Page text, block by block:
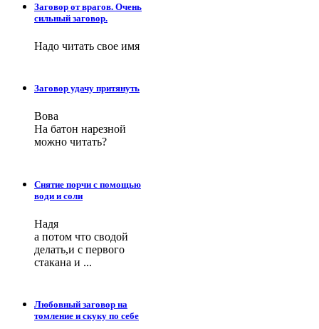
Заговор от врагов. Очень
сильный заговор.
Надо читать свое имя
Заговор удачу притянуть
Вова
На батон нарезной
можно читать?
Снятие порчи с помощью
води и соли
Надя
а потом что сводой
делать,и с первого
стакана и ...
Любовный заговор на
томление и скуку по себе